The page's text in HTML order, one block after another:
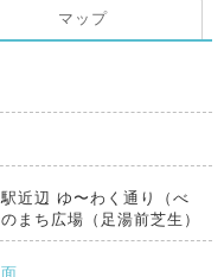
マップ
近辺 ゆ〜わく通り（べ
まち広場（足湯前芝生）